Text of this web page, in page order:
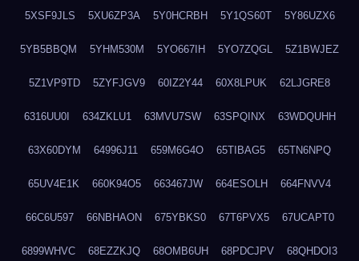
5XSF9JLS 5XU6ZP3A 5Y0HCRBH 5Y1QS60T 5Y86UZX6
5YB5BBQM 5YHM530M 5YO667IH 5YO7ZQGL 5Z1BWJEZ
5Z1VP9TD 5ZYFJGV9 60IZ2Y44 60X8LPUK 62LJGRE8
6316UU0I 634ZKLU1 63MVU7SW 63SPQINX 63WDQUHH
63X60DYM 64996J11 659M6G4O 65TIBAG5 65TN6NPQ
65UV4E1K 660K94O5 663467JW 664ESOLH 664FNVV4
66C6U597 66NBHAON 675YBKS0 67T6PVX5 67UCAPT0
6899WHVC 68EZZKJQ 68OMB6UH 68PDCJPV 68QHDOI3